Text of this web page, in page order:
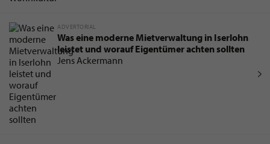
ADVERTORIAL
Was eine moderne Mietverwaltung in Iserlohn
leistet und worauf Eigentümer achten sollten
Jens Ackermann